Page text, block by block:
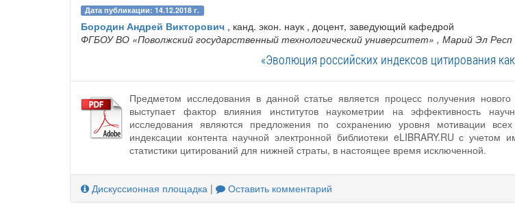
Дата публикации: 14.12.2018 г.
Бородин Андрей Викторович , канд. экон. наук , доцент, заведующий кафедрой
ФГБОУ ВО «Поволжский государственный технологический университет» , Марий Эл Респ
«Эволюция российских индексов цитирования
Предметом исследования в данной статье является процесс получения
выступает фактор влияния институтов наукометрии на эффективность
исследования являются предложения по сохранению уровня мотивации
индексации контента научной электронной библиотеки eLIBRARY.RU с
статистики цитирований для нижней страты, в настоящее время исключенной.
Дискуссионная площадка | Оставить комментарий